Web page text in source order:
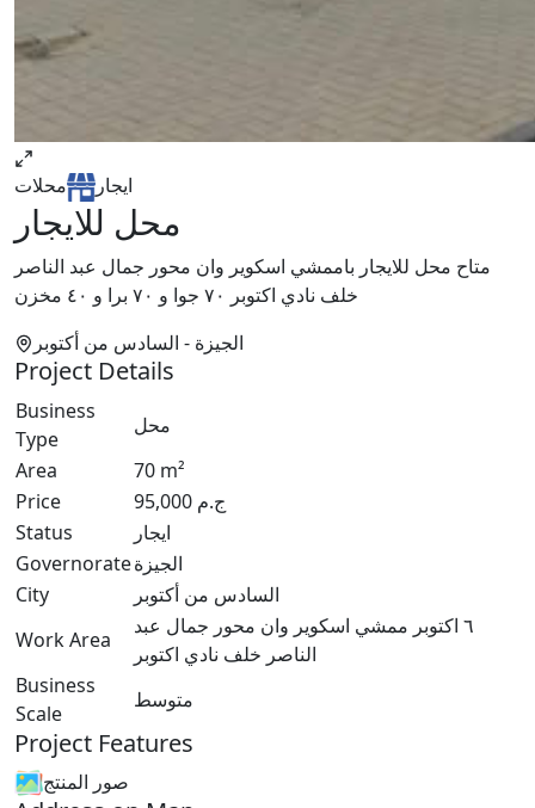
ايجار محلات
محل للايجار
متاح محل للايجار باممشي اسكوير وان محور جمال عبد الناصر
خلف نادي اكتوبر ٧٠ جوا و ٧٠ برا و ٤٠ مخزن
الجيزة - السادس من أكتوبر
Project Details
Business
Type
محل
Area
70 m²
Price
95,000 ج.م
Status
ايجار
Governorateالجيزة
City
السادس من أكتوبر
Work Area
٦ اكتوبر ممشي اسكوير وان محور جمال عبد
الناصر خلف نادي اكتوبر
Business
Scale
متوسط
Project Features
صور المنتج